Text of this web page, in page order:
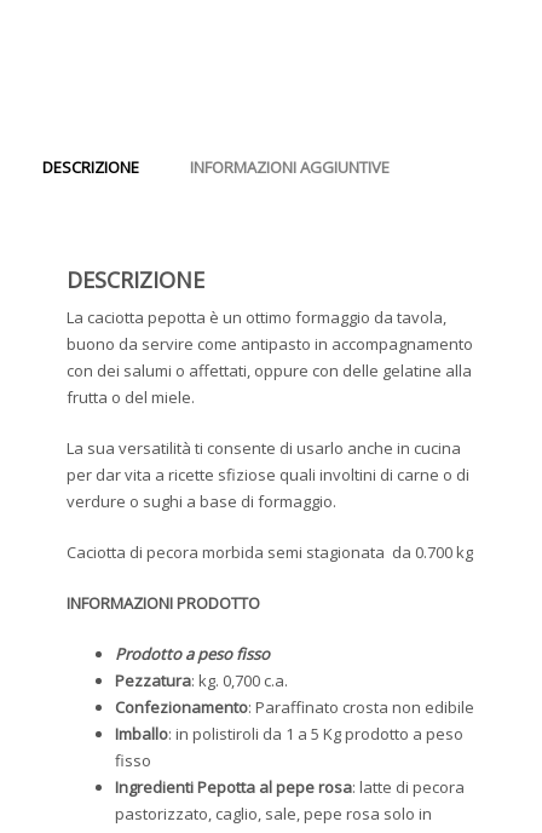
DESCRIZIONE INFORMAZIONI AGGIUNTIVE
DESCRIZIONE
La caciotta pepotta è un ottimo formaggio da tavola,
buono da servire come antipasto in accompagnamento
con dei salumi o affettati, oppure con delle gelatine alla
frutta o del miele.
La sua versatilità ti consente di usarlo anche in cucina
per dar vita a ricette sfiziose quali involtini di carne o di
verdure o sughi a base di formaggio.
Caciotta di pecora morbida semi stagionata da 0.700 kg
INFORMAZIONI PRODOTTO
Prodotto a peso fisso
Pezzatura: kg. 0,700 c.a.
Confezionamento: Paraffinato crosta non edibile
Imballo: in polistiroli da 1 a 5 Kg prodotto a peso
fisso
Ingredienti Pepotta al pepe rosa: latte di pecora
pastorizzato, caglio, sale, pepe rosa solo in